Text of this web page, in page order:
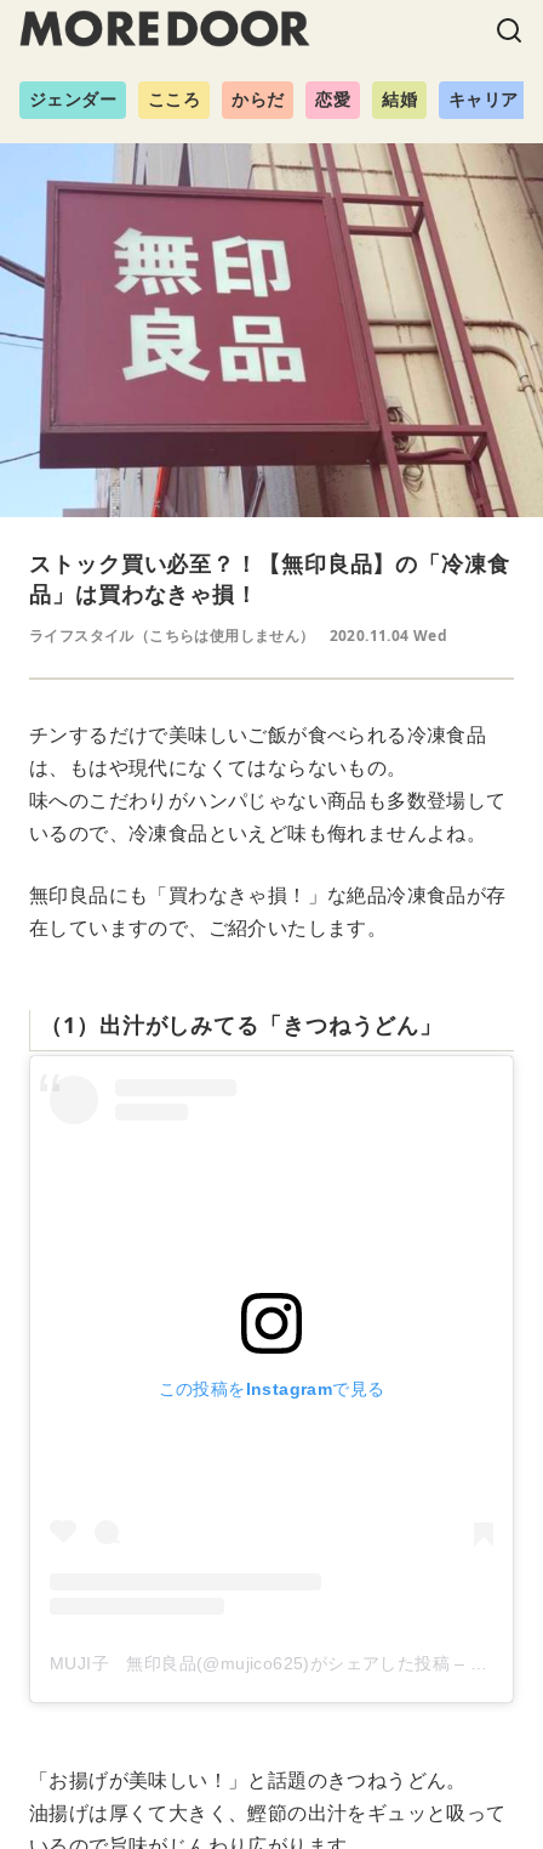
ジェンダー こころ からだ 恋愛 結婚 キャリア
ストック買い必至？！【無印良品】の「冷凍食
品」は買わなきゃ損！
ライフスタイル（こちらは使用しません） 2020.11.04 Wed
チンするだけで美味しいご飯が食べられる冷凍食品
は、もはや現代になくてはならないもの。
味へのこだわりがハンパじゃない商品も多数登場して
いるので、冷凍食品といえど味も侮れませんよね。
無印良品にも「買わなきゃ損！」な絶品冷凍食品が存
在していますので、ご紹介いたします。
（1）出汁がしみてる「きつねうどん」
この投稿をInstagramで見る
MUJI子 無印良品(@mujico625)がシェアした投稿 – 2020年
「お揚げが美味しい！」と話題のきつねうどん。
油揚げは厚くて大きく、鰹節の出汁をギュッと吸って